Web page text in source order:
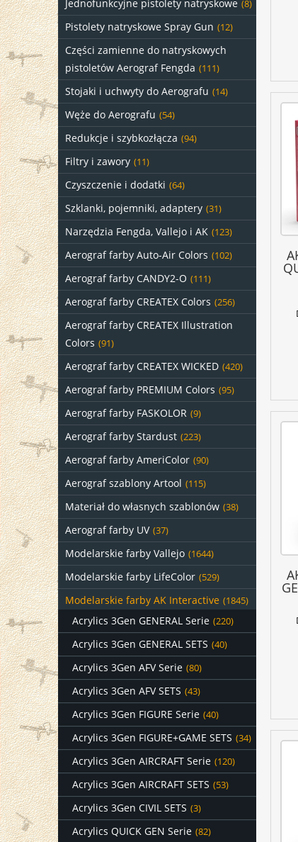
Jednofunkcyjne pistolety natryskowe (8)
Pistolety natryskowe Spray Gun (12)
Części zamienne do natryskowych
pistoletów Aerograf Fengda (111)
Stojaki i uchwyty do Aerografu (14)
Węże do Aerografu (54)
Redukcje i szybkozłącza (94)
Filtry i zawory (11)
Czyszczenie i dodatki (64)
Szklanki, pojemniki, adaptery (31)
Narzędzia Fengda, Vallejo i AK (123)
Aerograf farby Auto-Air Colors (102)
Aerograf farby CANDY2-O (111)
Aerograf farby CREATEX Colors (256)
Aerograf farby CREATEX Illustration
Colors (91)
Aerograf farby CREATEX WICKED (420)
Aerograf farby PREMIUM Colors (95)
Aerograf farby FASKOLOR (9)
Aerograf farby Stardust (223)
Aerograf farby AmeriColor (90)
Aerograf szablony Artool (115)
Materiał do własnych szablonów (38)
Aerograf farby UV (37)
Modelarskie farby Vallejo (1644)
Modelarskie farby LifeColor (529)
Modelarskie farby AK Interactive (1845)
Acrylics 3Gen GENERAL Serie (220)
Acrylics 3Gen GENERAL SETS (40)
Acrylics 3Gen AFV Serie (80)
Acrylics 3Gen AFV SETS (43)
Acrylics 3Gen FIGURE Serie (40)
Acrylics 3Gen FIGURE+GAME SETS (34)
Acrylics 3Gen AIRCRAFT Serie (120)
Acrylics 3Gen AIRCRAFT SETS (53)
Acrylics 3Gen CIVIL SETS (3)
Acrylics QUICK GEN Serie (82)